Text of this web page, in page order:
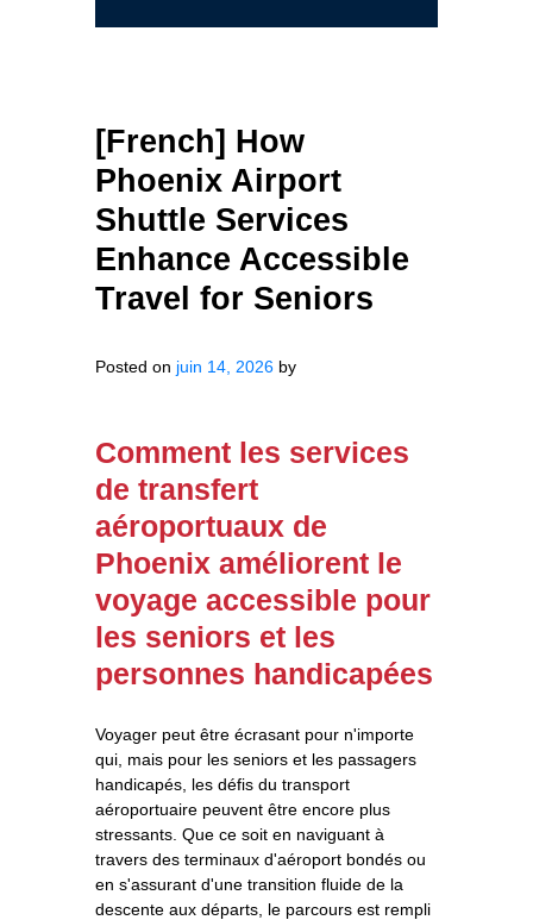
[French] How
Phoenix Airport
Shuttle Services
Enhance Accessible
Travel for Seniors
Posted on juin 14, 2026 by
Comment les services
de transfert
aéroportuaux de
Phoenix améliorent le
voyage accessible pour
les seniors et les
personnes handicapées
Voyager peut être écrasant pour n'importe
qui, mais pour les seniors et les passagers
handicapés, les défis du transport
aéroportuaire peuvent être encore plus
stressants. Que ce soit en naviguant à
travers des terminaux d'aéroport bondés ou
en s'assurant d'une transition fluide de la
descente aux départs, le parcours est rempli